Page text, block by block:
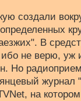
создали
В
ибо не верю,
Но
на